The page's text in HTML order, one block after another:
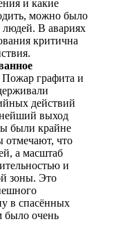
и какие
можно было
людей. В авариях
критична
графита и
действий
выход
были крайне
что
а масштаб
и
зоны. Это
в спасённых
было очень